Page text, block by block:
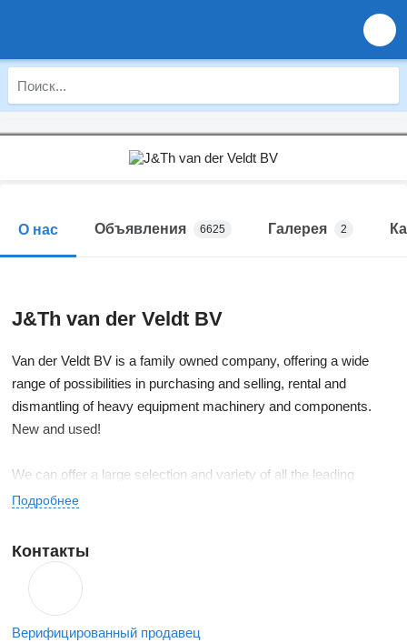
О нас Объявления 6625 Галерея 2
J&Th van der Veldt BV
Van der Veldt BV is a family owned company, offering a wide
range of possibilities in purchasing and selling, rental and
dismantling of heavy equipment machinery and components.
New and used!
We can offer a large selection and variety of all the leading
brands in heavy equipment. Our yard has excellent facilities and
Подробнее
Контакты
Верифицированный продавец